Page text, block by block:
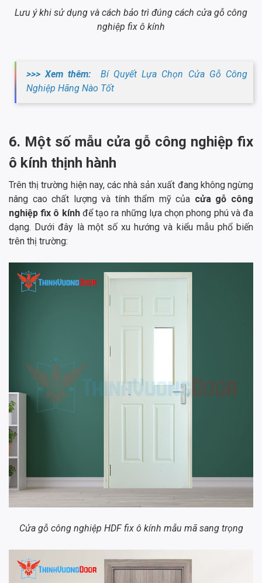
Lưu ý khi sử dụng và cách bảo trì đúng cách cửa gỗ công
nghiệp fix ô kính
>>> Xem thêm: Bí Quyết Lựa Chọn Cửa Gỗ Công
Nghiệp Hãng Nào Tốt
6. Một số mẫu cửa gỗ công nghiệp fix
ô kính thịnh hành
Trên thị trường hiện nay, các nhà sản xuất đang không ngừng
nâng cao chất lượng và tính thẩm mỹ của cửa gỗ công
nghiệp fix ô kínhđể tạo ra những lựa chọn phong phú và đa
dạng. Dưới đây là một số xu hướng và kiểu mẫu phổ biến
trên thị trường:
Cửa gỗ công nghiệp HDF fix ô kính mẫu mã sang trọng